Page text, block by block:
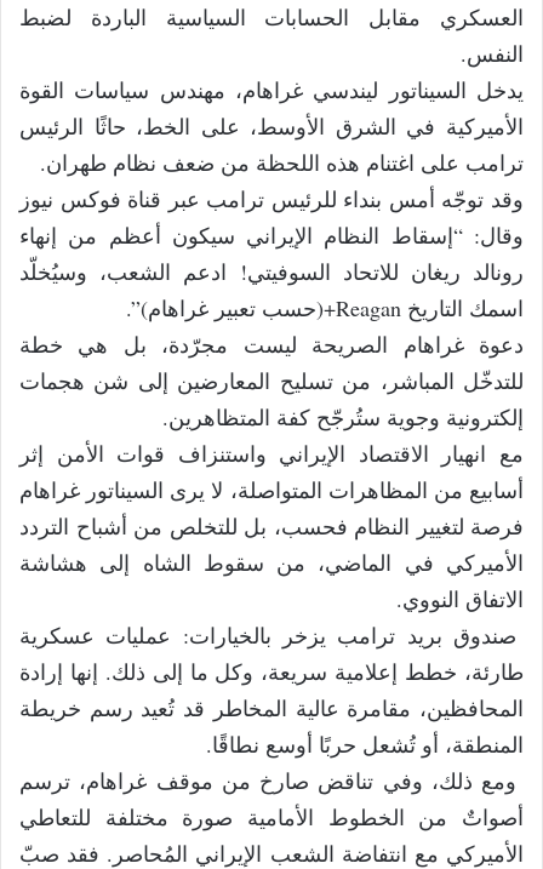
العسكري مقابل الحسابات السياسية الباردة لضبط
النفس.
يدخل السيناتور ليندسي غراهام، مهندس سياسات القوة
الأميركية في الشرق الأوسط، على الخط، حاثًا الرئيس
ترامب على اغتنام هذه اللحظة من ضعف نظام طهران.
وقد توجّه أمس بنداء للرئيس ترامب عبر قناة فوكس نيوز
وقال: “إسقاط النظام الإيراني سيكون أعظم من إنهاء
رونالد ريغان للاتحاد السوفيتي! ادعم الشعب، وسيُخلّد
اسمك التاريخ Reagan+(حسب تعبير غراهام)”.
دعوة غراهام الصريحة ليست مجرّدة، بل هي خطة
للتدخّل المباشر، من تسليح المعارضين إلى شن هجمات
إلكترونية وجوية ستُرجّح كفة المتظاهرين.
مع انهيار الاقتصاد الإيراني واستنزاف قوات الأمن إثر
أسابيع من المظاهرات المتواصلة، لا يرى السيناتور غراهام
فرصة لتغيير النظام فحسب، بل للتخلص من أشباح التردد
الأميركي في الماضي، من سقوط الشاه إلى هشاشة
الاتفاق النووي.
صندوق بريد ترامب يزخر بالخيارات: عمليات عسكرية
طارئة، خطط إعلامية سريعة، وكل ما إلى ذلك. إنها إرادة
المحافظين، مقامرة عالية المخاطر قد تُعيد رسم خريطة
المنطقة، أو تُشعل حربًا أوسع نطاقًا.
ومع ذلك، وفي تناقض صارخ من موقف غراهام، ترسم
أصواتٌ من الخطوط الأمامية صورة مختلفة للتعاطي
الأميركي مع انتفاضة الشعب الإيراني المُحاصر. فقد صبّ